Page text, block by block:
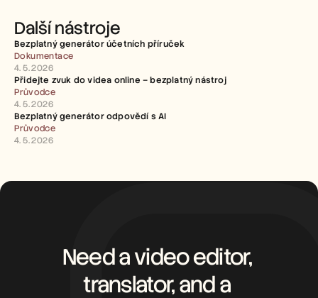
Další nástroje
Bezplatný generátor účetních příruček
Dokumentace
4. 5. 2026
Přidejte zvuk do videa online – bezplatný nástroj
Průvodce
4. 5. 2026
Bezplatný generátor odpovědí s AI
Průvodce
4. 5. 2026
Need a video editor,
translator, and a